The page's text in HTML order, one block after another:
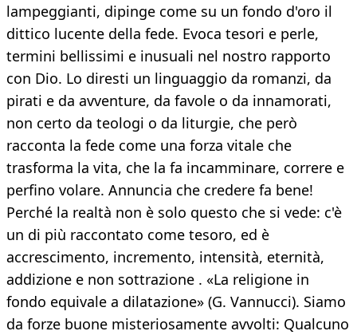
lampeggianti, dipinge come su un fondo d'oro il
dittico lucente della fede. Evoca tesori e perle,
termini bellissimi e inusuali nel nostro rapporto
con Dio. Lo diresti un linguaggio da romanzi, da
pirati e da avventure, da favole o da innamorati,
non certo da teologi o da liturgie, che però
racconta la fede come una forza vitale che
trasforma la vita, che la fa incamminare, correre e
perfino volare. Annuncia che credere fa bene!
Perché la realtà non è solo questo che si vede: c'è
un di più raccontato come tesoro, ed è
accrescimento, incremento, intensità, eternità,
addizione e non sottrazione . «La religione in
fondo equivale a dilatazione» (G. Vannucci). Siamo
da forze buone misteriosamente avvolti: Qualcuno